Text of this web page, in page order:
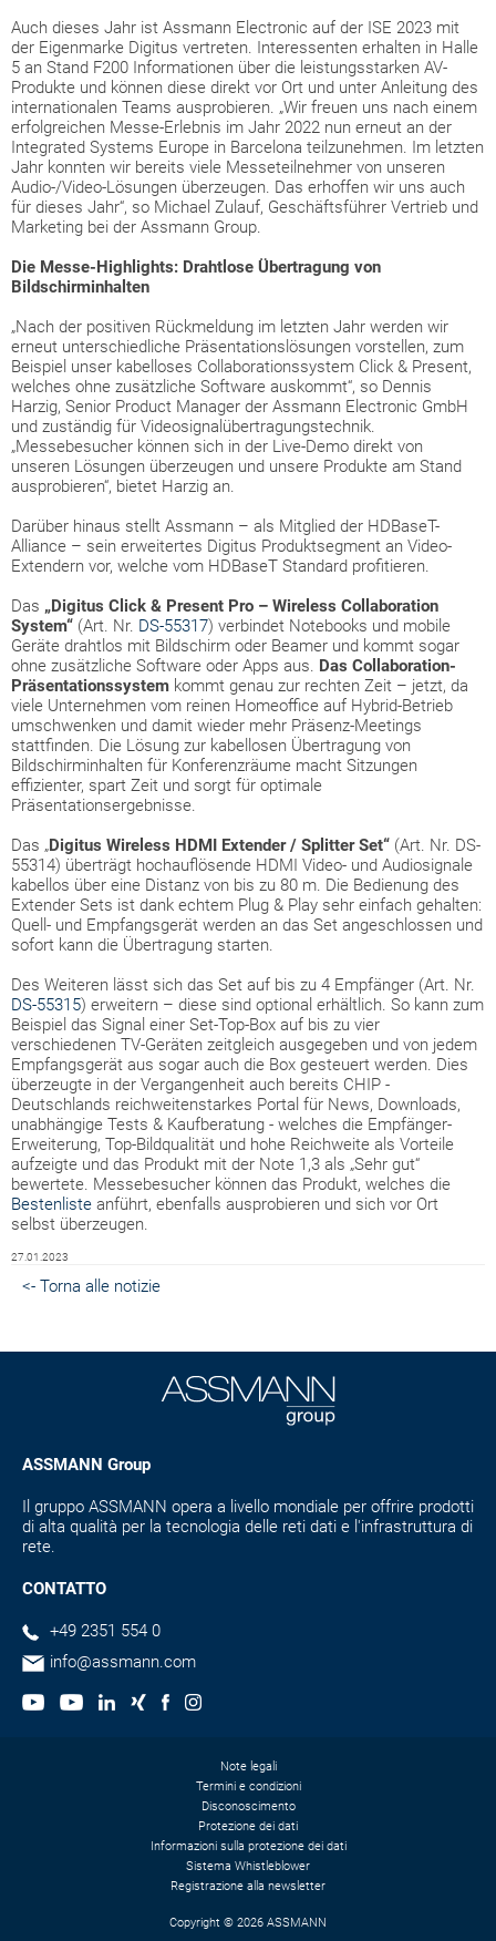
Auch dieses Jahr ist Assmann Electronic auf der ISE 2023 mit
der Eigenmarke Digitus vertreten. Interessenten erhalten in Halle
5 an Stand F200 Informationen über die leistungsstarken AV-
Produkte und können diese direkt vor Ort und unter Anleitung des
internationalen Teams ausprobieren. „Wir freuen uns nach einem
erfolgreichen Messe-Erlebnis im Jahr 2022 nun erneut an der
Integrated Systems Europe in Barcelona teilzunehmen. Im letzten
Jahr konnten wir bereits viele Messeteilnehmer von unseren
Audio-/Video-Lösungen überzeugen. Das erhoffen wir uns auch
für dieses Jahr“, so Michael Zulauf, Geschäftsführer Vertrieb und
Marketing bei der Assmann Group.
Die Messe-Highlights: Drahtlose Übertragung von
Bildschirminhalten
„Nach der positiven Rückmeldung im letzten Jahr werden wir
erneut unterschiedliche Präsentationslösungen vorstellen, zum
Beispiel unser kabelloses Collaborationssystem Click & Present,
welches ohne zusätzliche Software auskommt“, so Dennis
Harzig, Senior Product Manager der Assmann Electronic GmbH
und zuständig für Videosignalübertragungstechnik.
„Messebesucher können sich in der Live-Demo direkt von
unseren Lösungen überzeugen und unsere Produkte am Stand
ausprobieren“, bietet Harzig an.
Darüber hinaus stellt Assmann – als Mitglied der HDBaseT-
Alliance – sein erweitertes Digitus Produktsegment an Video-
Extendern vor, welche vom HDBaseT Standard profitieren.
Das „Digitus Click & Present Pro – Wireless Collaboration
System“ (Art. Nr. DS-55317) verbindet Notebooks und mobile
Geräte drahtlos mit Bildschirm oder Beamer und kommt sogar
ohne zusätzliche Software oder Apps aus. Das Collaboration-
Präsentationssystem kommt genau zur rechten Zeit – jetzt, da
viele Unternehmen vom reinen Homeoffice auf Hybrid-Betrieb
umschwenken und damit wieder mehr Präsenz-Meetings
stattfinden. Die Lösung zur kabellosen Übertragung von
Bildschirminhalten für Konferenzräume macht Sitzungen
effizienter, spart Zeit und sorgt für optimale
Präsentationsergebnisse.
Das „Digitus Wireless HDMI Extender / Splitter Set“ (Art. Nr. DS-
55314) überträgt hochauflösende HDMI Video- und Audiosignale
kabellos über eine Distanz von bis zu 80 m. Die Bedienung des
Extender Sets ist dank echtem Plug & Play sehr einfach gehalten:
Quell- und Empfangsgerät werden an das Set angeschlossen und
sofort kann die Übertragung starten.
Des Weiteren lässt sich das Set auf bis zu 4 Empfänger (Art. Nr.
DS-55315) erweitern – diese sind optional erhältlich. So kann zum
Beispiel das Signal einer Set-Top-Box auf bis zu vier
verschiedenen TV-Geräten zeitgleich ausgegeben und von jedem
Empfangsgerät aus sogar auch die Box gesteuert werden. Dies
überzeugte in der Vergangenheit auch bereits CHIP -
Deutschlands reichweitenstarkes Portal für News, Downloads,
unabhängige Tests & Kaufberatung - welches die Empfänger-
Erweiterung, Top-Bildqualität und hohe Reichweite als Vorteile
aufzeigte und das Produkt mit der Note 1,3 als „Sehr gut“
bewertete. Messebesucher können das Produkt, welches die
Bestenliste anführt, ebenfalls ausprobieren und sich vor Ort
selbst überzeugen.
27.01.2023
<- Torna alle notizie
ASSMANN Group
Il gruppo ASSMANN opera a livello mondiale per offrire prodotti
di alta qualità per la tecnologia delle reti dati e l'infrastruttura di
rete.
CONTATTO
+49 2351 554 0
info@assmann.com
Note legali
Termini e condizioni
Disconoscimento
Protezione dei dati
Informazioni sulla protezione dei dati
Sistema Whistleblower
Registrazione alla newsletter
Copyright © 2026 ASSMANN